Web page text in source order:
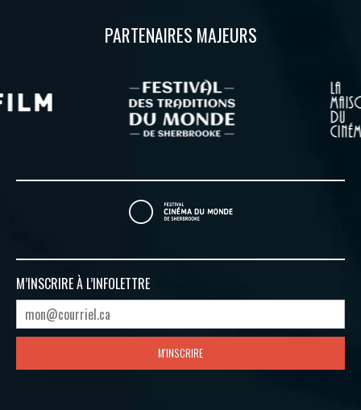
PARTENAIRES MAJEURS
M’INSCRIRE À L’INFOLETTRE
M'INSCRIRE